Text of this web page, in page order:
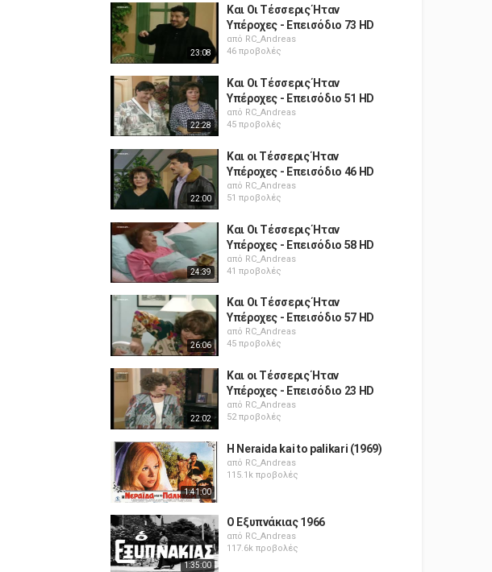
23:08
Και Οι Τέσσερις Ήταν
Υπέροχες - Επεισόδιο 73 HD
από RC_Andreas
46 προβολές
22:28
Και Οι Τέσσερις Ήταν
Υπέροχες - Επεισόδιο 51 HD
από RC_Andreas
45 προβολές
22:00
Και οι Τέσσερις Ήταν
Υπέροχες - Επεισόδιο 46 HD
από RC_Andreas
51 προβολές
24:39
Και Οι Τέσσερις Ήταν
Υπέροχες - Επεισόδιο 58 HD
από RC_Andreas
41 προβολές
26:06
Και Οι Τέσσερις Ήταν
Υπέροχες - Επεισόδιο 57 HD
από RC_Andreas
45 προβολές
22:02
Και οι Τέσσερις Ήταν
Υπέροχες - Επεισόδιο 23 HD
από RC_Andreas
52 προβολές
1:41:00
H Neraida kai to palikari (1969)
από RC_Andreas
115.1k προβολές
1:35:00
Ο Εξυπνάκιας 1966
από RC_Andreas
117.6k προβολές